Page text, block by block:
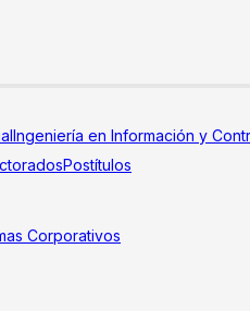
Ingeniería en Información y
Postítulos
Corporativos